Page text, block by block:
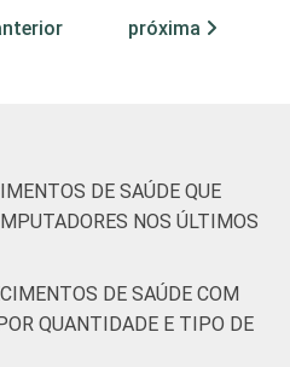
internação
71
diagnose e
terapia
Interior 15 84
próxima
DE SAÚDE QUE
NOS ÚLTIMOS
DE SAÚDE COM
QUANTIDADE E TIPO DE